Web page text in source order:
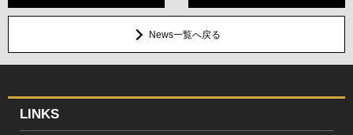
News一覧へ戻る
LINKS